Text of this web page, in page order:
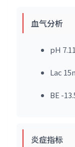
血气分析
pH 7.11
Lac
BE -
炎症指标